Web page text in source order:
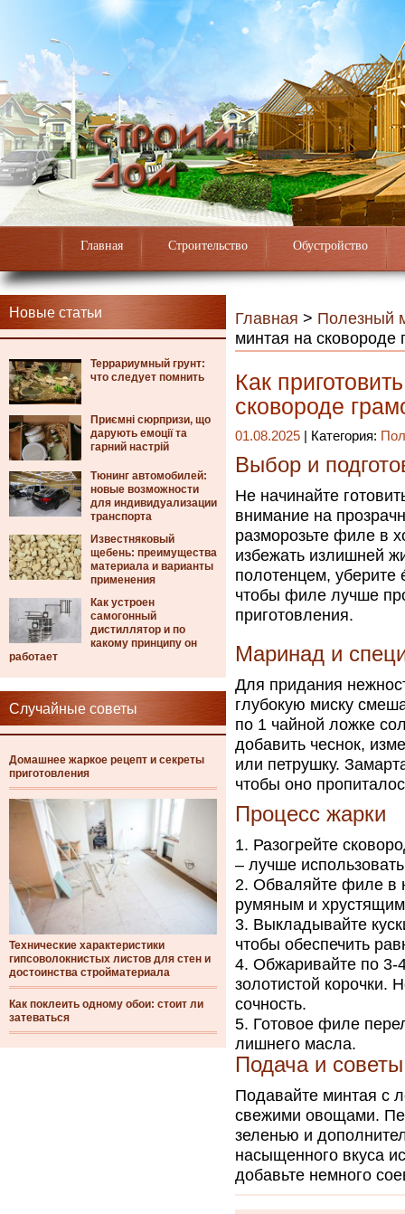
Главная Строительство Обустройство
Новые статьи
Террариумный грунт:
что следует помнить
Приємні сюрпризи, що
дарують емоції та
гарний настрій
Тюнинг автомобилей:
новые возможности
для индивидуализации
транспорта
Известняковый
щебень: преимущества
материала и варианты
применения
Как устроен
самогонный
дистиллятор и по
какому принципу он
работает
Случайные советы
Домашнее жаркое рецепт и секреты
приготовления
Технические характеристики
гипсоволокнистых листов для стен и
достоинства стройматериала
Как поклеить одному обои: стоит ли
затеваться
Главная > Полезный
минтая на сковороде
Как
сковороде
01.08.2025 | Категория:
Выбор и
Не начинайте
внимание на
разморозьте филе в
избежать излишней
полотенцем, уберите
чтобы филе лучше
приготовления.
Маринад и
Для придания
глубокую миску
по 1 чайной ложке
добавить чеснок,
или петрушку.
чтобы оно
Процесс жарки
Разогрейте
– лучше
Обваляйте филе в
румяным и
Выкладывайте
чтобы обеспечить
Обжаривайте по 3-
золотистой корочки.
сочность.
Готовое филе
лишнего масла.
Подача и советы
Подавайте минтая с
свежими овощами.
зеленью и
насыщенного вкуса
добавьте немного